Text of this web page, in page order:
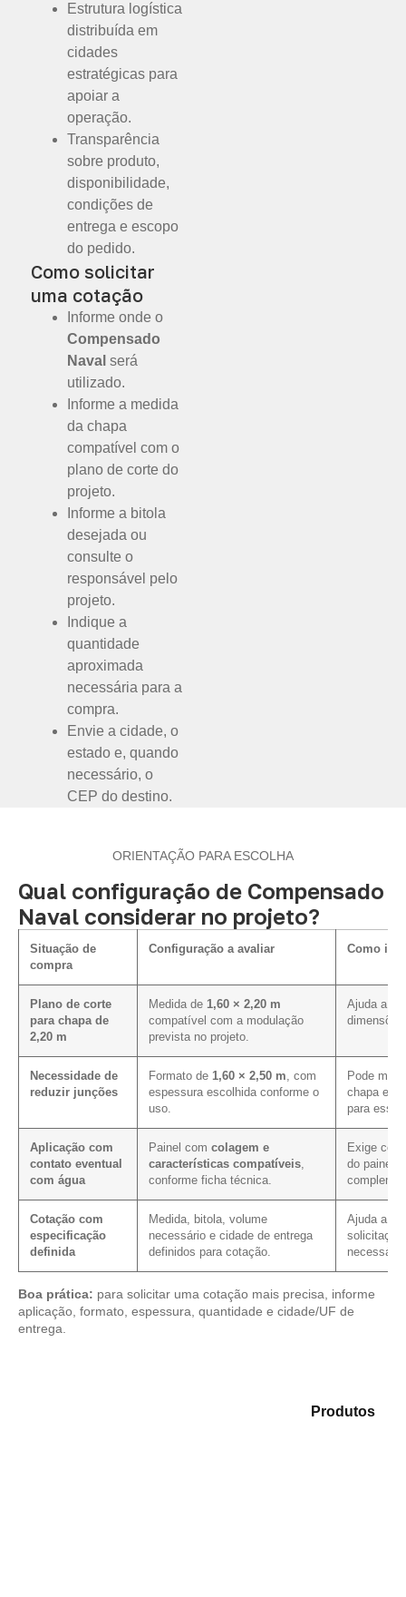
Estrutura logística
distribuída em
cidades
estratégicas para
apoiar a
operação.
Transparência
sobre produto,
disponibilidade,
condições de
entrega e escopo
do pedido.
Como solicitar
uma cotação
Informe onde o
Compensado
Naval será
utilizado.
Informe a medida
da chapa
compatível com o
plano de corte do
projeto.
Informe a bitola
desejada ou
consulte o
responsável pelo
projeto.
Indique a
quantidade
aproximada
necessária para a
compra.
Envie a cidade, o
estado e, quando
necessário, o
CEP do destino.
ORIENTAÇÃO PARA ESCOLHA
Qual configuração de Compensado
Naval considerar no projeto?
Situação de
compra
Configuração a avaliar Como
Plano de corte
para chapa de
2,20 m
Medida de 1,60 × 2,20 m
compatível com a modulação
prevista no projeto.
Ajuda a
Necessidade de
reduzir junções
Formato de 1,60 × 2,50 m , com
espessura escolhida conforme o
uso.
Pode
chapa em
para essa
Aplicação com
contato eventual
com água
Painel com colagem e
características compatíveis
conforme ficha técnica.
Exige
do painel
Cotação com
especificação
definida
Medida, bitola, volume
necessário e cidade de entrega
definidos para cotação.
Ajuda a
Boa prática: para solicitar uma cotação mais precisa, informe
aplicação, formato, espessura, quantidade e cidade/UF de
entrega.
Produtose